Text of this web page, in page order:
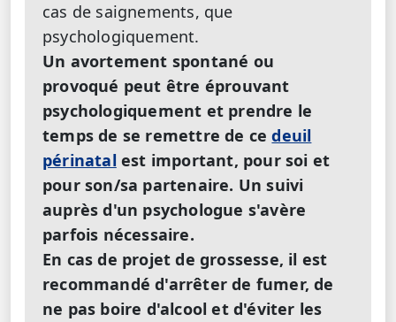
cas de saignements, que
psychologiquement.
Un avortement spontané ou
provoqué peut être éprouvant
psychologiquement et prendre le
temps de se remettre de cedeuil
périnatal est important, pour soi et
pour son/sa partenaire. Un suivi
auprès d'un psychologue s'avère
parfois nécessaire.
En cas de projet de grossesse, il est
recommandé d'arrêter de fumer, de
ne pas boire d'alcool et d'éviter les